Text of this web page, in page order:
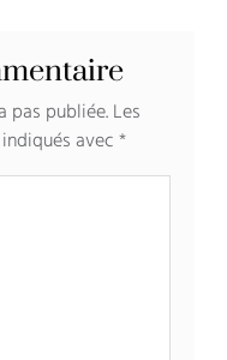
pas publiée.Les
avec*